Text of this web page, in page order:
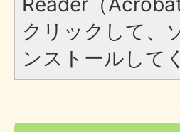
クリックして、
ンストールして